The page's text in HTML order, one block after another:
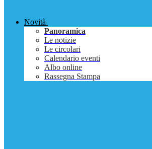
Novità
Panoramica
Le notizie
Le circolari
Calendario eventi
Albo online
Rassegna Stampa